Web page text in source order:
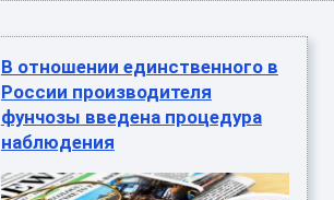
В отношении единственного в
России производителя
фунчозы введена процедура
наблюдения